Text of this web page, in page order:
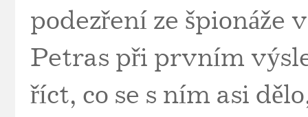
podezření ze špionáže
Petras při prvním
říct, co se s ním asi